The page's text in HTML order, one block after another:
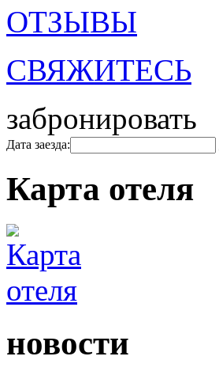
ОТЗЫВЫ
СВЯЖИТЕСЬ
забронировать
Дата заезда:
Карта отеля
новости